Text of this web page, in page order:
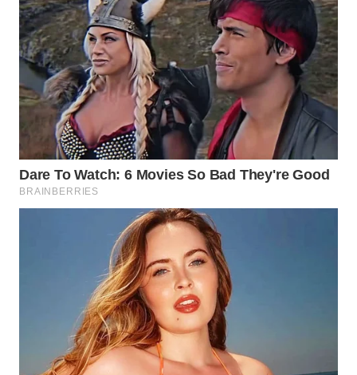
WN
PURWAKARTA
WN
PRIANGAN
TIMUR
WN
SEMARANG
BOROBUDUR
MADURA